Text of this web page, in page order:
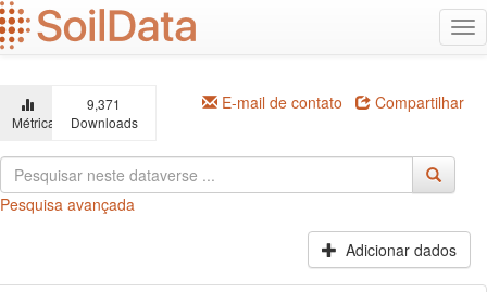
Ir
para
o
principal
Métricas
9,371
Downloads
E-mail de contato Compartilhar
Pesquisa avançada
Adicionar dados